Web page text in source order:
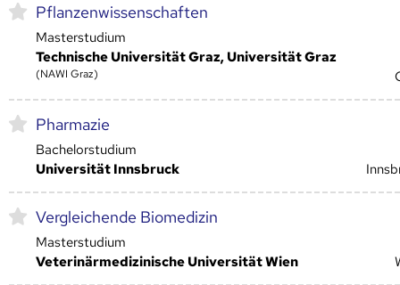
Pflanzenwissenschaften
Masterstudium
Technische Universität Graz, Universität Graz
(NAWI Graz)
Pharmazie
Bachelorstudium
Universität Innsbruck
Vergleichende Biomedizin
Masterstudium
Veterinärmedizinische Universität Wien